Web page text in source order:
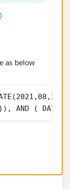
as below
AND (
best answer.